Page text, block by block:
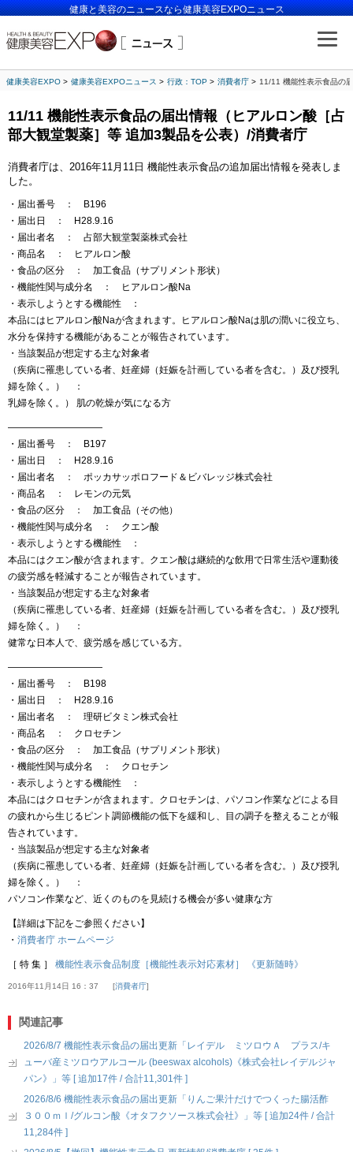
健康と美容のニュースなら健康美容EXPOニュース
健康美容EXPO 健康美容EXPOニュース 行政：TOP 消費者庁 11/11 機能性表示食品の
11/11 機能性表示食品の届出情報（ヒアルロン酸［占
部大観堂製薬］等 追加3製品を公表）/消費者庁
消費者庁は、2016年11月11日 機能性表示食品の追加届出情報を発表しま
した。
・届出番号 ： B196
・届出日 ： H28.9.16
・届出者名 ： 占部大観堂製薬株式会社
・商品名 ： ヒアルロン酸
・食品の区分 ： 加工食品（サプリメント形状）
・機能性関与成分名 ： ヒアルロン酸Na
・表示しようとする機能性 ：
本品にはヒアルロン酸Naが含まれます。ヒアルロン酸Naは肌の潤いに役立ち、
水分を保持する機能があることが報告されています。
・当該製品が想定する主な対象者
（疾病に罹患している者、妊産婦（妊娠を計画している者を含む。）及び授乳
婦を除く。） ：
乳婦を除く。） 肌の乾燥が気になる方
——————————
・届出番号 ： B197
・届出日 ： H28.9.16
・届出者名 ： ポッカサッポロフード＆ビバレッジ株式会社
・商品名 ： レモンの元気
・食品の区分 ： 加工食品（その他）
・機能性関与成分名 ： クエン酸
・表示しようとする機能性 ：
本品にはクエン酸が含まれます。クエン酸は継続的な飲用で日常生活や運動後
の疲労感を軽減することが報告されています。
・当該製品が想定する主な対象者
（疾病に罹患している者、妊産婦（妊娠を計画している者を含む。）及び授乳
婦を除く。） ：
健常な日本人で、疲労感を感じている方。
——————————
・届出番号 ： B198
・届出日 ： H28.9.16
・届出者名 ： 理研ビタミン株式会社
・商品名 ： クロセチン
・食品の区分 ： 加工食品（サプリメント形状）
・機能性関与成分名 ： クロセチン
・表示しようとする機能性 ：
本品にはクロセチンが含まれます。クロセチンは、パソコン作業などによる目
の疲れから生じるピント調節機能の低下を緩和し、目の調子を整えることが報
告されています。
・当該製品が想定する主な対象者
（疾病に罹患している者、妊産婦（妊娠を計画している者を含む。）及び授乳
婦を除く。） ：
パソコン作業など、近くのものを見続ける機会が多い健康な方
【詳細は下記をご参照ください】
・ 消費者庁 ホームページ
［ 特 集 ］ 機能性表示食品制度［機能性表示対応素材］ 《更新随時》
2016年11月14日 16：37 消費者庁
関連記事
2026/8/7 機能性表示食品の届出更新「レイデル ミツロウＡ プラス/キ
ューバ産ミツロウアルコール (beeswax alcohols)《株式会社レイデルジャ
パン》」等 [ 追加17件 / 合計11,301件 ]
2026/8/6 機能性表示食品の届出更新「りんご果汁だけでつくった腸活酢
３００ｍｌ/グルコン酸《オタフクソース株式会社》」等 [ 追加24件 / 合計
11,284件 ]